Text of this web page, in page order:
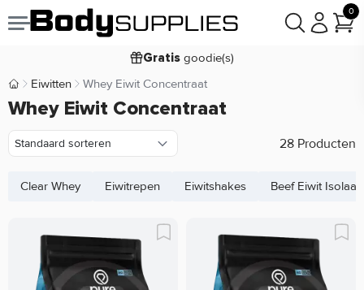
0
Voor 19:00 besteld,morgen bezorgd
Gratis goodie(s)
Laagsteprijsgarantie
Koop nu, betaal in30 dagen
Body Supplies | Sportvoeding en Supplementen
Eiwitten Whey Eiwit Concentraat
Whey Eiwit Concentraat
28 Producten
Clear Whey Eiwitrepen Eiwitshakes Beef Eiwit Isolaat